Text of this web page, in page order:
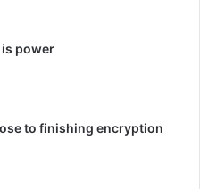
power
to finishing encryption